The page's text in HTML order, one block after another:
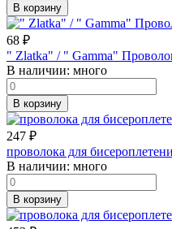
В корзину
68 ₽
" Zlatka" / " Gamma"
В наличии: много
В корзину
247 ₽
проволока для
В наличии: много
В корзину